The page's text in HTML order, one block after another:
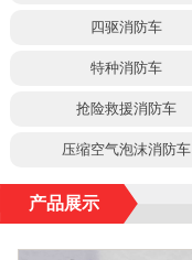
四驱消防车
特种消防车
抢险救援消防车
压缩空气泡沫消防车
产品展示